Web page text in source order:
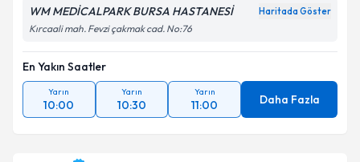
WM MEDİCALPARK BURSA HASTANESİ Haritada Göster
Kırcaali mah. Fevzi çakmak cad. No:76
En Yakın Saatler
Yarın
10:00
Yarın
10:30
Yarın
11:00 Daha Fazla